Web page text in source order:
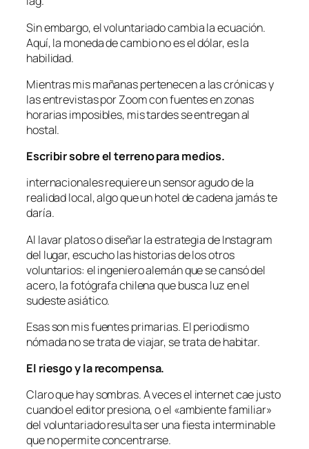
Sin embargo, el voluntariado cambia la ecuación.
Aquí, la moneda de cambio no es el dólar, es la
habilidad.
Mientras mis mañanas pertenecen a las crónicas y
las entrevistas por Zoom con fuentes en zonas
horarias imposibles, mis tardes se entregan al
hostal.
Escribir sobre el terreno para medios.
internacionales requiere un sensor agudo de la
realidad local, algo que un hotel de cadena jamás te
daría.
Al lavar platos o diseñar la estrategia de Instagram
del lugar, escucho las historias de los otros
voluntarios: el ingeniero alemán que se cansó del
acero, la fotógrafa chilena que busca luz en el
sudeste asiático.
Esas son mis fuentes primarias. El periodismo
nómada no se trata de viajar, se trata de habitar.
El riesgo y la recompensa.
Claro que hay sombras. A veces el internet cae justo
cuando el editor presiona, o el «ambiente familiar»
del voluntariado resulta ser una fiesta interminable
que no permite concentrarse.